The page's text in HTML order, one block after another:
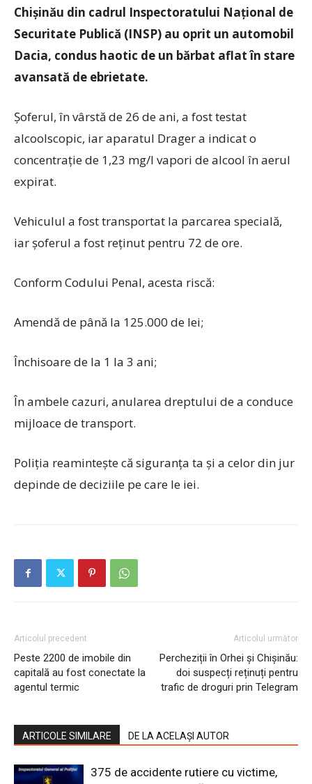
Chișinău din cadrul Inspectoratului Național de
Securitate Publică (INSP) au oprit un automobil
Dacia, condus haotic de un bărbat aflat în stare
avansată de ebrietate.
Șoferul, în vârstă de 26 de ani, a fost testat
alcoolscopic, iar aparatul Drager a indicat o
concentrație de 1,23 mg/l vapori de alcool în aerul
expirat.
Vehiculul a fost transportat la parcarea specială,
iar șoferul a fost reținut pentru 72 de ore.
Conform Codului Penal, acesta riscă:
Amendă de până la 125.000 de lei;
Închisoare de la 1 la 3 ani;
În ambele cazuri, anularea dreptului de a conduce
mijloace de transport.
Poliția reamintește că siguranța ta și a celor din jur
depinde de deciziile pe care le iei.
Articolul precedent
Peste 2200 de imobile din
capitală au fost conectate la
agentul termic
Articolul următor
Percheziții în Orhei și Chișinău:
doi suspecți reținuți pentru
trafic de droguri prin Telegram
ARTICOLE SIMILARE DE LA ACELAȘI AUTOR
375 de accidente rutiere cu victime,